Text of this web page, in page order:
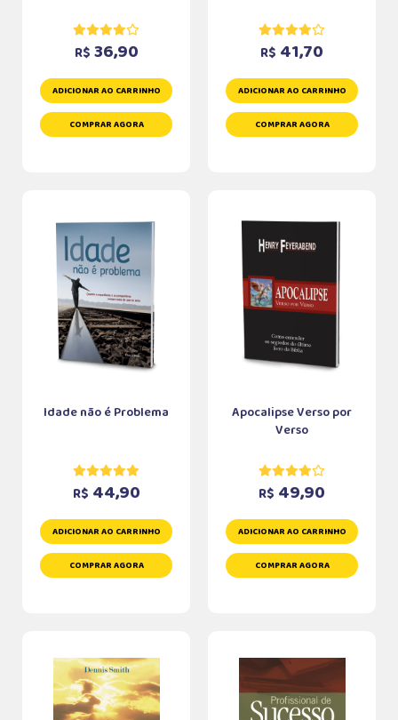
R$ 36,90
ADICIONAR AO CARRINHO
COMPRAR AGORA
R$ 41,70
ADICIONAR AO CARRINHO
COMPRAR AGORA
Idade não é Problema
R$ 44,90
ADICIONAR AO CARRINHO
COMPRAR AGORA
Apocalipse Verso por
Verso
R$ 49,90
ADICIONAR AO CARRINHO
COMPRAR AGORA